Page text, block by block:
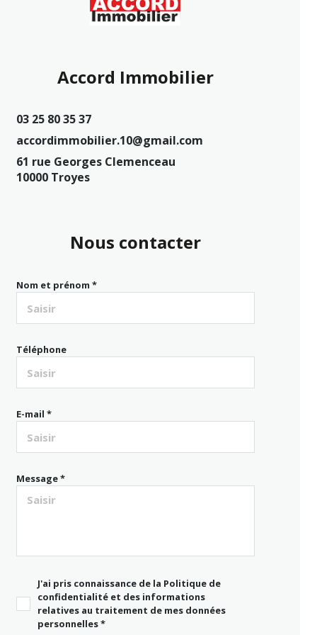
Accord Immobilier
03 25 80 35 37
accordimmobilier.10@gmail.com
61 rue Georges Clemenceau
10000 Troyes
Nous contacter
Nom et prénom *
Téléphone
E-mail *
Message *
J'ai pris connaissance de la Politique de
confidentialité et des informations
relatives au traitement de mes données
personnelles *